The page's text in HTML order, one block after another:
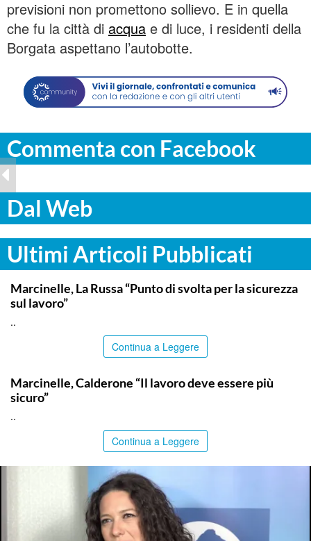
previsioni non promettono sollievo. E in quella
che fu la città di acqua e di luce, i residenti della
Borgata aspettano l’autobotte.
Commenta con Facebook
Dal Web
Ultimi Articoli Pubblicati
ITALPRESS
Marcinelle, La Russa “Punto di svolta per la sicurezza
sul lavoro”
..
Continua a Leggere
Marcinelle, Calderone “Il lavoro deve essere più
sicuro”
..
Continua a Leggere